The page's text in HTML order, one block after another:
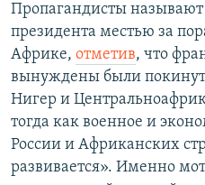
Пропагандисты называют
президента местью за
Африке, отметив, что
вынуждены были
Нигер и
тогда как военное и
России и Африканских
развивается». Именно